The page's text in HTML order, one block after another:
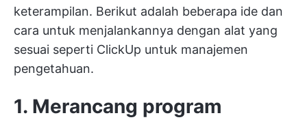
keterampilan. Berikut adalah beberapa ide dan
cara untuk menjalankannya dengan alat yang
sesuai seperti ClickUp untuk manajemen
pengetahuan.
1. Merancang program